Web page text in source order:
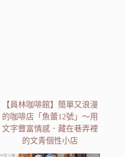
【員林咖啡館】簡單又浪漫
的咖啡店「魚蕾12號」～用
文字豐富情感．藏在巷弄裡
的文青個性小店